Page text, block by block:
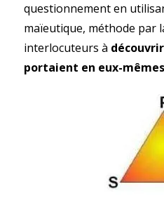
questionnement en
maïeutique, méthode par
interlocuteurs à
portaient en eux-